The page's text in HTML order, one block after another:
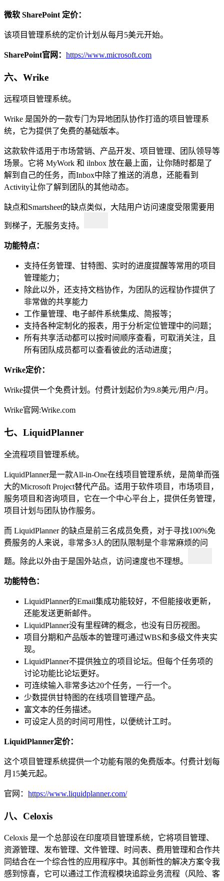
微软 SharePoint 定价：
该项目管理系统的定价计划从每月5美元开始。
SharePoint官网： https://www.microsoft.com
六、Wrike
远程项目管理系统。
Wrike 是国外的一款专门为异地团队协作打造的项目管理系
统，它为提供了免费的基础版本。
这款软件适用于市场营销、产品开发、项目管理、团队领导等
场景。它将 MyWork 和 ilnbox 放在最上面，让你随时都是了
解到自己的任务，而Inbox中除了推送的消息，还能看到
Activity让你了解到团队的其他动态。
缺点和Smartsheet的缺点类似，大陆用户访问速度受限需要用
到梯子，无服务支持。
功能特点：
支持任务管理、甘特图、实时的进度提醒等常用的项目
管理能力；
除此以外，还支持文档协作，为团队的远程协作提供了
非常做的共享能力
工作量管理、电子邮件系统集成、简报等；
支持各种定制化的报表，用于分析定位管理中的问题；
所有共享活动都可以按时间顺序查看，可取消关注，且
所有团队成员都可以查看彼此的活动进度；
Wrike定价：
Wrike提供一个免费计划。付费计划起价为9.8美元/用户/月。
Wrike官网:Wrike.com
七、LiquidPlanner
全流程项目管理系统。
LiquidPlanner是一款All-in-One在线项目管理系统，是简单而强
大的Microsoft Project替代产品。适用于软件项目，市场项目，
服务项目和咨询项目，它在一个中心平台上，提供任务管理，
项目计划与团队协作服务。
而 LiquidPlanner 的缺点是前三名成员免费，对于寻找100%免
费服务的人来说，非常多3人的团队限制是个非常麻烦的问
题。除此以外由于是国外站点，访问速度也不理想。
功能特色：
LiquidPlanner的Email集成功能较好，不但能接收更新，
还能发送更新邮件。
LiquidPlanner没有里程碑的概念，也没有日历视图。
项目分期和产品版本的管理可通过WBS和多级文件夹实
现。
LiquidPlanner不提供独立的项目论坛。但每个任务项的
讨论功能比论坛更好。
可连续输入非常多达20个任务，一行一个。
少数提供甘特图的在线项目管理产品。
富文本的任务描述。
可设定人员的时间可用性，以便统计工时。
LiquidPlanner定价：
这个项目管理系统提供一个功能有限的免费版本。付费计划每
月15美元起。
官网： https://www.liquidplanner.com/
八、Celoxis
Celoxis 是一个总部设在印度项目管理系统，它将项目管理、
资源管理、发布管理、文件管理、时间表、费用管理和合作共
同结合在一个综合性的应用程序中。其创新性的解决方案令我
感到惊喜，它可以通过工作流程模块追踪业务流程（风险、客